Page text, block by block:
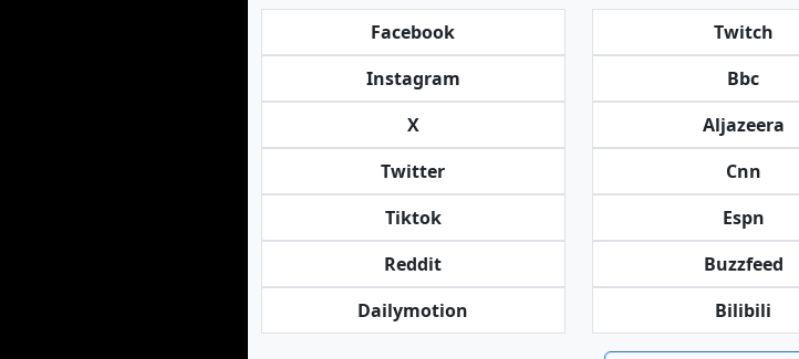
Facebook
Instagram
X
Twitter
Tiktok
Reddit
Dailymotion
Twitch
Bbc
Aljazeera
Cnn
Espn
Buzzfeed
Bilibili